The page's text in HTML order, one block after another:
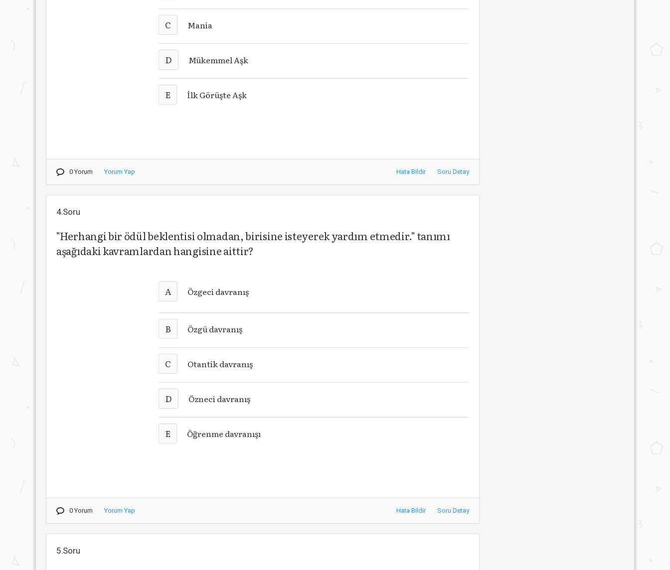
C Mania
D Mükemmel Aşk
E İlk Görüşte Aşk
0 Yorum Yorum Yap Hata Bildir Soru Detay
4.Soru
"Herhangi bir ödül beklentisi olmadan, birisine isteyerek yardım etmedir." tanımı
aşağıdaki kavramlardan hangisine aittir?
A Özgeci davranış
B Özgü davranış
C Otantik davranış
D Özneci davranış
E Öğrenme davranışı
0 Yorum Yorum Yap Hata Bildir Soru Detay
5.Soru